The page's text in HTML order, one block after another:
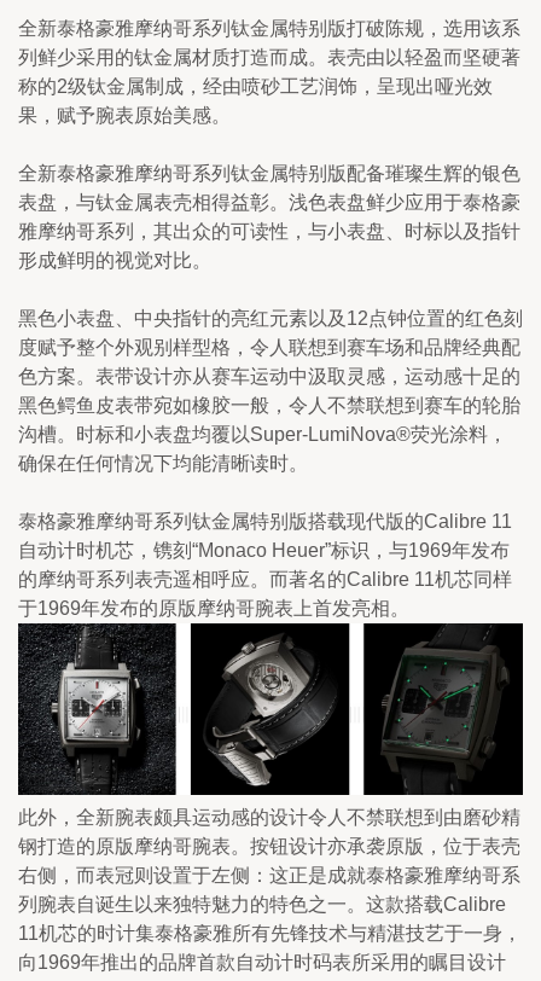
全新泰格豪雅摩纳哥系列钛金属特别版打破陈规，选用该系
列鲜少采用的钛金属材质打造而成。表壳由以轻盈而坚硬著
称的2级钛金属制成，经由喷砂工艺润饰，呈现出哑光效
果，赋予腕表原始美感。
全新泰格豪雅摩纳哥系列钛金属特别版配备璀璨生辉的银色
表盘，与钛金属表壳相得益彰。浅色表盘鲜少应用于泰格豪
雅摩纳哥系列，其出众的可读性，与小表盘、时标以及指针
形成鲜明的视觉对比。
黑色小表盘、中央指针的亮红元素以及12点钟位置的红色刻
度赋予整个外观别样型格，令人联想到赛车场和品牌经典配
色方案。表带设计亦从赛车运动中汲取灵感，运动感十足的
黑色鳄鱼皮表带宛如橡胶一般，令人不禁联想到赛车的轮胎
沟槽。时标和小表盘均覆以Super-LumiNova®荧光涂料，
确保在任何情况下均能清晰读时。
泰格豪雅摩纳哥系列钛金属特别版搭载现代版的Calibre 11
自动计时机芯，镌刻“Monaco Heuer”标识，与1969年发布
的摩纳哥系列表壳遥相呼应。而著名的Calibre 11机芯同样
于1969年发布的原版摩纳哥腕表上首发亮相。
此外，全新腕表颇具运动感的设计令人不禁联想到由磨砂精
钢打造的原版摩纳哥腕表。按钮设计亦承袭原版，位于表壳
右侧，而表冠则设置于左侧：这正是成就泰格豪雅摩纳哥系
列腕表自诞生以来独特魅力的特色之一。这款搭载Calibre
11机芯的时计集泰格豪雅所有先锋技术与精湛技艺于一身，
向1969年推出的品牌首款自动计时码表所采用的瞩目设计